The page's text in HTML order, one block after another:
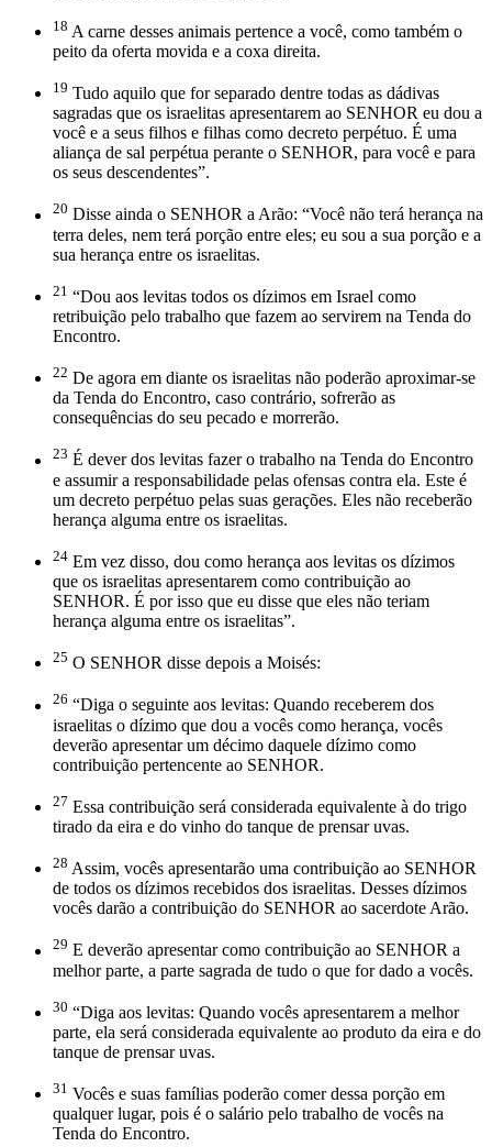
18 A carne desses animais pertence a você, como também o
peito da oferta movida e a coxa direita.
19 Tudo aquilo que for separado dentre todas as dádivas
sagradas que os israelitas apresentarem ao SENHOR eu dou a
você e a seus filhos e filhas como decreto perpétuo. É uma
aliança de sal perpétua perante o SENHOR, para você e para
os seus descendentes”.
20 Disse ainda o SENHOR a Arão: “Você não terá herança na
terra deles, nem terá porção entre eles; eu sou a sua porção e a
sua herança entre os israelitas.
21 “Dou aos levitas todos os dízimos em Israel como
retribuição pelo trabalho que fazem ao servirem na Tenda do
Encontro.
22 De agora em diante os israelitas não poderão aproximar-se
da Tenda do Encontro, caso contrário, sofrerão as
consequências do seu pecado e morrerão.
23 É dever dos levitas fazer o trabalho na Tenda do Encontro
e assumir a responsabilidade pelas ofensas contra ela. Este é
um decreto perpétuo pelas suas gerações. Eles não receberão
herança alguma entre os israelitas.
24 Em vez disso, dou como herança aos levitas os dízimos
que os israelitas apresentarem como contribuição ao
SENHOR. É por isso que eu disse que eles não teriam
herança alguma entre os israelitas”.
25 O SENHOR disse depois a Moisés:
26 “Diga o seguinte aos levitas: Quando receberem dos
israelitas o dízimo que dou a vocês como herança, vocês
deverão apresentar um décimo daquele dízimo como
contribuição pertencente ao SENHOR.
27 Essa contribuição será considerada equivalente à do trigo
tirado da eira e do vinho do tanque de prensar uvas.
28 Assim, vocês apresentarão uma contribuição ao SENHOR
de todos os dízimos recebidos dos israelitas. Desses dízimos
vocês darão a contribuição do SENHOR ao sacerdote Arão.
29 E deverão apresentar como contribuição ao SENHOR a
melhor parte, a parte sagrada de tudo o que for dado a vocês.
30 “Diga aos levitas: Quando vocês apresentarem a melhor
parte, ela será considerada equivalente ao produto da eira e do
tanque de prensar uvas.
31 Vocês e suas famílias poderão comer dessa porção em
qualquer lugar, pois é o salário pelo trabalho de vocês na
Tenda do Encontro.